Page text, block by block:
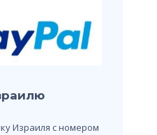
Израиля с номером